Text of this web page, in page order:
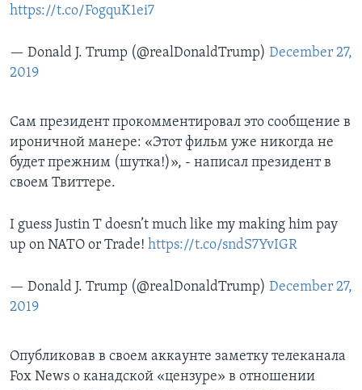
https://t.co/FogquK1ei7
— Donald J. Trump (@realDonaldTrump) December 27,
2019
Сам президент прокомментировал это сообщение в
ироничной манере: «Этот фильм уже никогда не
будет прежним (шутка!)», - написал президент в
своем Твиттере.
I guess Justin T doesn’t much like my making him pay
up on NATO or Trade! https://t.co/sndS7YvIGR
— Donald J. Trump (@realDonaldTrump) December 27,
2019
Опубликовав в своем аккаунте заметку телеканала
Fox News о канадской «цензуре» в отношении